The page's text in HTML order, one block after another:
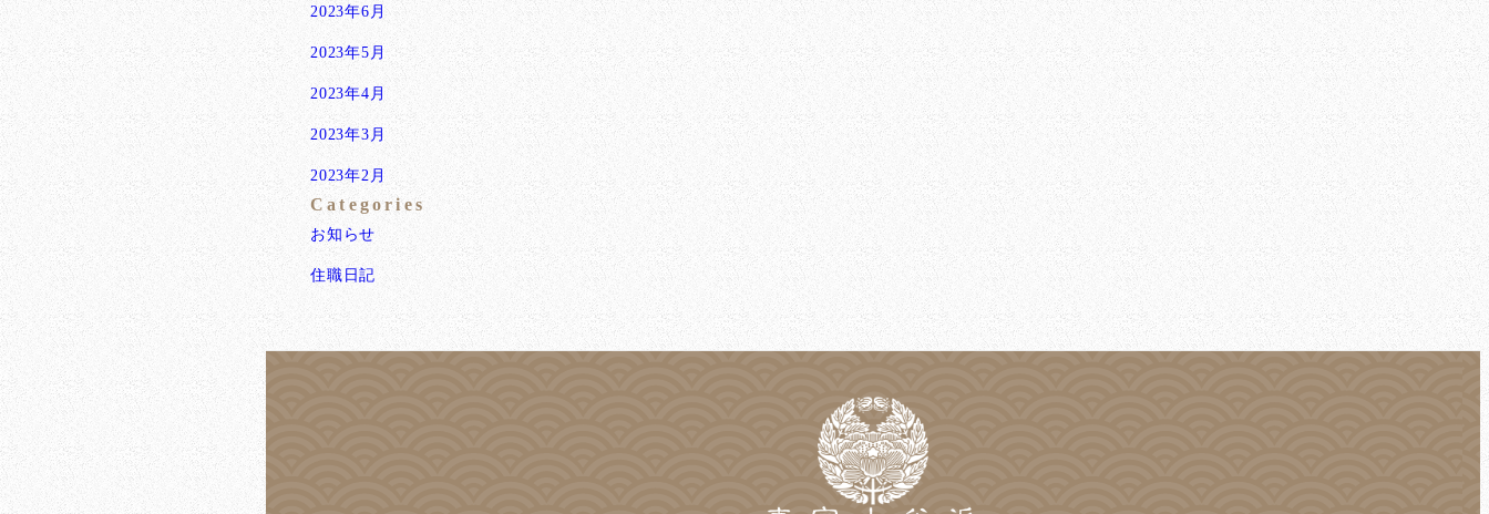
2023年6月
2023年5月
2023年4月
2023年3月
2023年2月
Categories
お知らせ
住職日記